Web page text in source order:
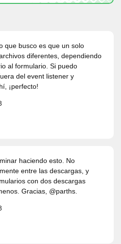
que busco es que un solo
diferentes, dependiendo
al formulario. Si puedo
del event listener y
¡perfecto!
haciendo esto. No
entre las descargas, y
con dos descargas
Gracias, @parths.